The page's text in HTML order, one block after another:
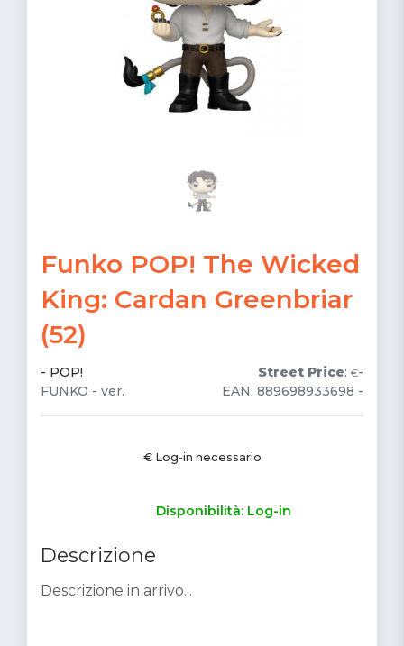
Funko POP! The Wicked
King: Cardan Greenbriar
(52)
Street Price: €-
- POP!
EAN: 889698933698 -
FUNKO - ver.
€ Log-in necessario
Disponibilità: Log-in
Descrizione
Descrizione in arrivo...